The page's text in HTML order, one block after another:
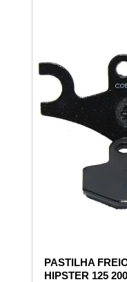
PASTILHA
HIPSTER 125